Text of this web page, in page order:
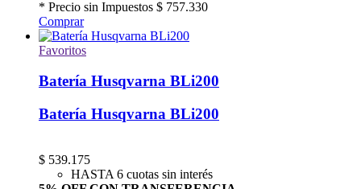
* Precio sin Impuestos $ 757.330
Comprar
Favoritos
Batería Husqvarna BLi200
Batería Husqvarna BLi200
$ 539.175
HASTA 6 cuotas sin interés